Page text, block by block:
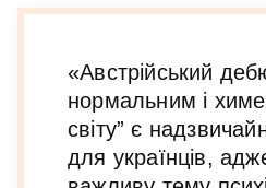
«Австрійський
нормальним і
світу” є
для українців,